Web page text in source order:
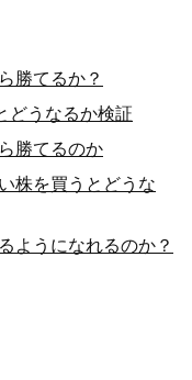
勝てるか？
どうなるか検証
勝てるのか
株を買うとどうな
ようになれるのか？